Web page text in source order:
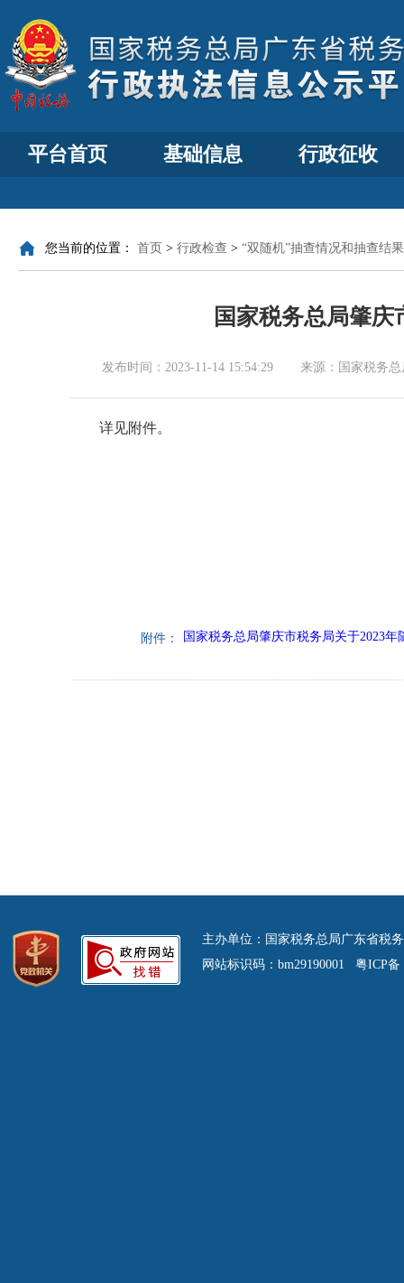
平台首页 基础信息 行政征收
您当前的位置： 首页 > 行政检查 > “双随机”抽查情况和抽查结果
国家税务总局肇
发布时间： 2023-11-14 15:54:29 来源： 国家税务
详见附件。
附件： 国家税务总局肇庆市税务局关于2023
主办单位：国家税务总局广东省税
网站标识码：bm29190001 粤ICP